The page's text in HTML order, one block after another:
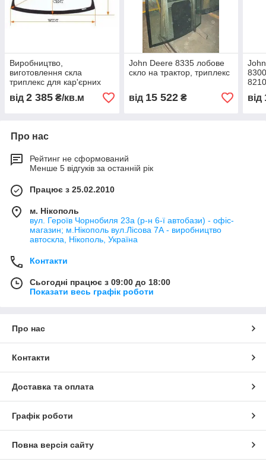
Виробництво,
виготовлення скла
триплекс для кар'єрних
навантажувачів Case IH
від 2 385 ₴/кв.м
John Deere 8335 лобове
скло на трактор, триплекс
від 15 522₴ від
Про нас
Рейтинг не сформований
Менше 5 відгуків за останній рік
Працює з 25.02.2010
м. Нікополь
вул. Героїв Чорнобиля 23а (р-н 6-ї автобази) - офіс-
магазин; м.Нікополь вул.Лісова 7А - виробництво
автоскла, Нікополь, Україна
Контакти
Сьогодні працює з 09:00 до 18:00
Показати весь графік роботи
Про нас
Контакти
Доставка та оплата
Графік роботи
Повна версія сайту